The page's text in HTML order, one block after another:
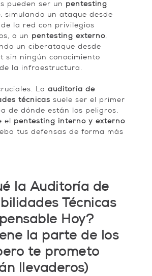
pueden ser un pentesting
, simulando un ataque desde
la red con privilegios
o un pentesting externo,
un ciberataque desde
sin ningún conocimiento
la infraestructura.
La auditoría de
técnicas suele ser el primer
de dónde están los peligros,
el
pentesting interno y externo
tus defensas de forma más
la Auditoría de
Técnicas
Hoy?
la parte de los
te prometo
llevaderos)